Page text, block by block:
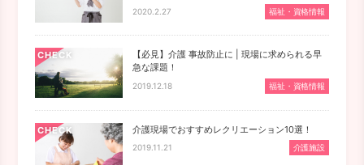
2020.2.27 福祉・資格情報
CHECK
【必見】介護 事故防止に | 現場に求められる早
急な課題！
2019.12.18 福祉・資格情報
CHECK 介護現場でおすすめレクリエーション10選！
2019.11.21 介護施設